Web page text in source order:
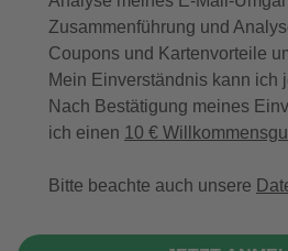
Zusammenführung und
Coupons und Kartenvorteile
Mein Einverständnis kann ich
Nach Bestätigung meines
ich einen 10 €
Bitte beachte auch unsere